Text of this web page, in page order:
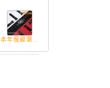
本年度最潮...